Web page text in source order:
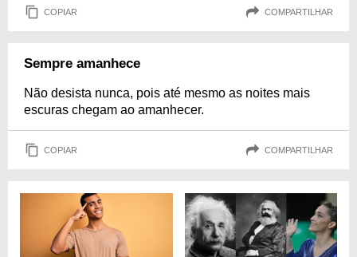
COPIAR COMPARTILHAR
Sempre amanhece
Não desista nunca, pois até mesmo as noites mais
escuras chegam ao amanhecer.
COPIAR COMPARTILHAR